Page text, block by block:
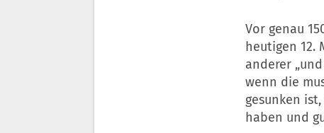
Vor genau
heutigen 12.
anderer
wenn die
gesunken
haben und